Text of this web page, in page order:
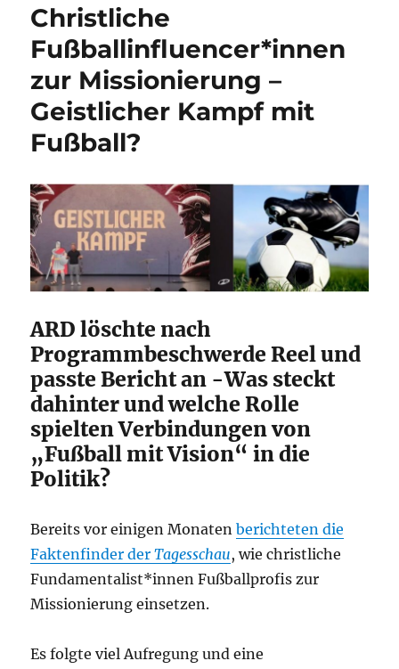
Christliche
Fußballinfluencer*innen
zur Missionierung –
Geistlicher Kampf mit
Fußball?
ARD löschte nach
Programmbeschwerde Reel und
passte Bericht an -Was steckt
dahinter und welche Rolle
spielten Verbindungen von
„Fußball mit Vision“ in die
Politik?
Bereits vor einigen Monatenberichteten die
Faktenfinder derTagesschau, wie christliche
Fundamentalist*innen Fußballprofis zur
Missionierung einsetzen.
Es folgte viel Aufregung und eine